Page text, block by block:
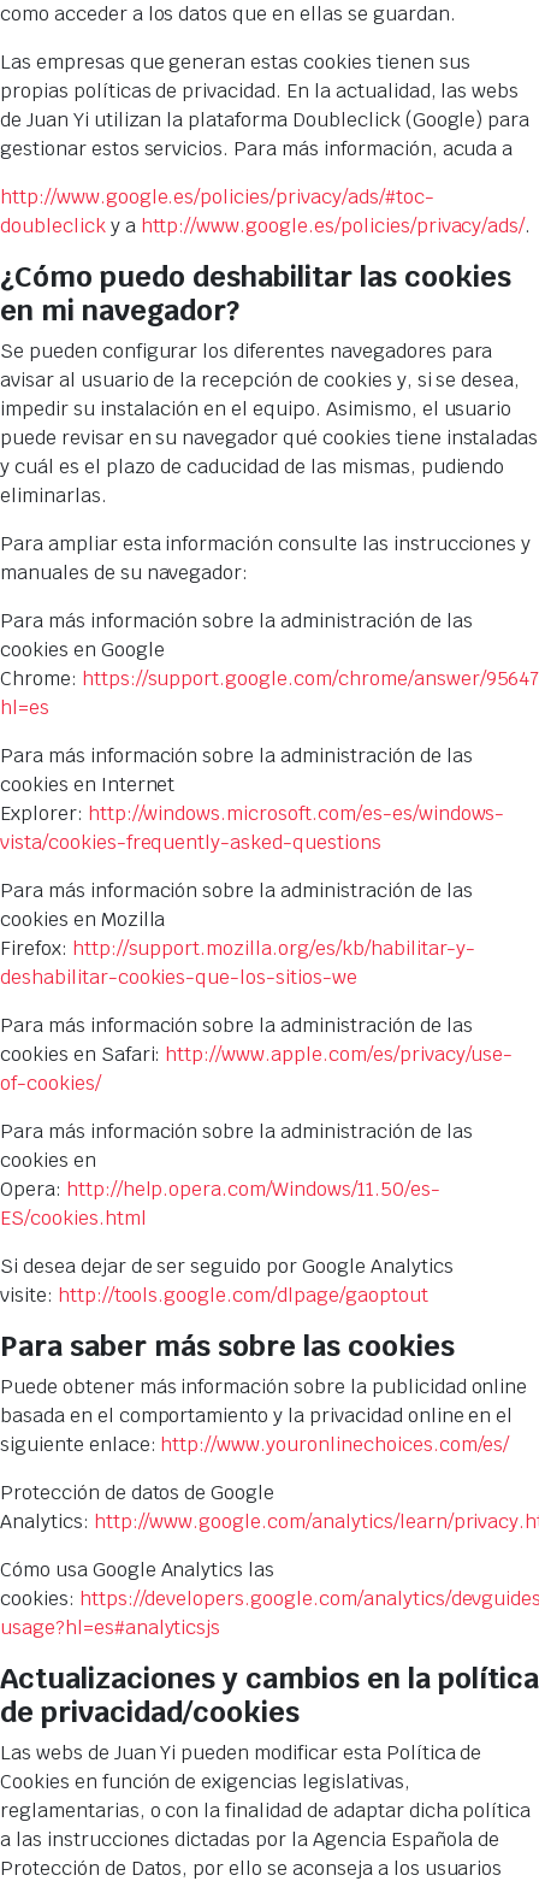
como acceder a los datos que en ellas se guardan.
Las empresas que generan estas cookies tienen sus
propias políticas de privacidad. En la actualidad, las webs
de Juan Yi utilizan la plataforma Doubleclick (Google) para
gestionar estos servicios. Para más información, acuda a
http://www.google.es/policies/privacy/ads/#toc-
doubleclicky a http://www.google.es/policies/privacy/ads/.
¿Cómo puedo deshabilitar las cookies
en mi navegador?
Se pueden configurar los diferentes navegadores para
avisar al usuario de la recepción de cookies y, si se desea,
impedir su instalación en el equipo. Asimismo, el usuario
puede revisar en su navegador qué cookies tiene instaladas
y cuál es el plazo de caducidad de las mismas, pudiendo
eliminarlas.
Para ampliar esta información consulte las instrucciones y
manuales de su navegador:
Para más información sobre la administración de las
cookies en Google
Chrome: https://support.google.com/chrome/answer/
hl=es
Para más información sobre la administración de las
cookies en Internet
Explorer: http://windows.microsoft.com/es-es/windows-
vista/cookies-frequently-asked-questions
Para más información sobre la administración de las
cookies en Mozilla
Firefox: http://support.mozilla.org/es/kb/habilitar-y-
deshabilitar-cookies-que-los-sitios-we
Para más información sobre la administración de las
cookies en Safari: http://www.apple.com/es/privacy/use-
of-cookies/
Para más información sobre la administración de las
cookies en
Opera: http://help.opera.com/Windows/11.50/es-
ES/cookies.html
Si desea dejar de ser seguido por Google Analytics
visite: http://tools.google.com/dlpage/gaoptout
Para saber más sobre las cookies
Puede obtener más información sobre la publicidad online
basada en el comportamiento y la privacidad online en el
siguiente enlace: http://www.youronlinechoices.com/es/
Protección de datos de Google
Analytics: http://www.google.com/analytics/learn/
Cómo usa Google Analytics las
cookies: https://developers.google.com/analytics/
usage?hl=es#analyticsjs
Actualizaciones y cambios en la política
de privacidad/cookies
Las webs de Juan Yi pueden modificar esta Política de
Cookies en función de exigencias legislativas,
reglamentarias, o con la finalidad de adaptar dicha política
a las instrucciones dictadas por la Agencia Española de
Protección de Datos, por ello se aconseja a los usuarios